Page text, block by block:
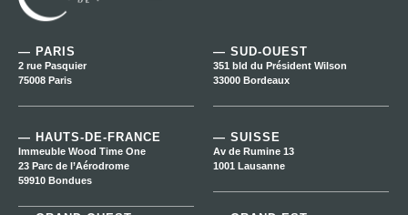
— PARIS
2 rue Pasquier
75008 Paris
— SUD-OUEST
351 bld du Président Wilson
33000 Bordeaux
— HAUTS-DE-FRANCE
Immeuble Wood Time One
23 Parc de l’Aérodrome
59910 Bondues
— SUISSE
Av de Rumine 13
1001 Lausanne